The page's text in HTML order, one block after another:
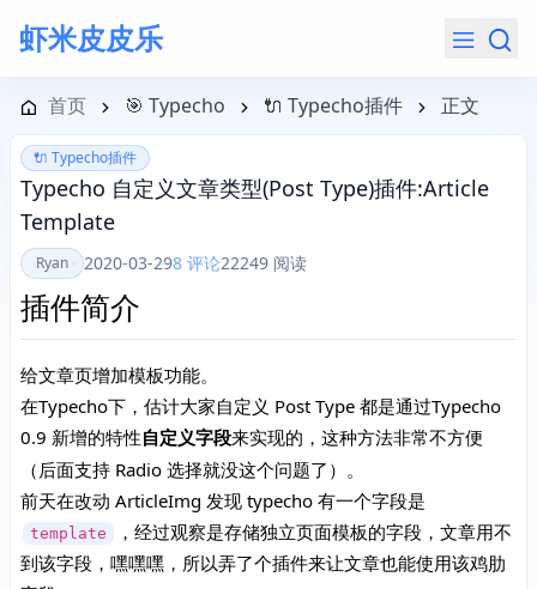
虾米皮皮乐
航菜单
首页 🎯 Typecho 🔌 Typecho插件 正文
🔌 Typecho插件
Typecho 自定义文章类型(Post Type)插件:Article
Template
Ryan 2020-03-298 评论22249 阅读
插件简介
给文章页增加模板功能。
在Typecho下，估计大家自定义 Post Type 都是通过Typecho
0.9 新增的特性自定义字段来实现的，这种方法非常不方便
（后面支持 Radio 选择就没这个问题了）。
前天在改动 ArticleImg 发现 typecho 有一个字段是
template
，经过观察是存储独立页面模板的字段，文章用不
到该字段，嘿嘿嘿，所以弄了个插件来让文章也能使用该鸡肋